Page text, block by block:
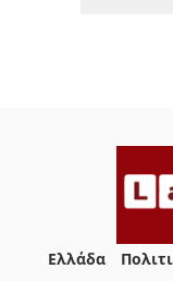
Ελλάδα